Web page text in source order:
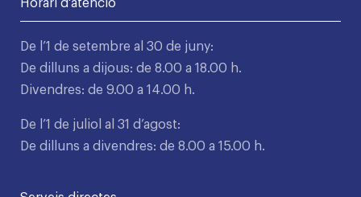
Horari d'atenció
De l’1 de setembre al 30 de juny:
De dilluns a dijous: de 8.00 a 18.00 h.
Divendres: de 9.00 a 14.00 h.
De l’1 de juliol al 31 d’agost:
De dilluns a divendres: de 8.00 a 15.00 h.